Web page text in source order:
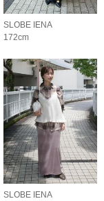
SLOBE IENA
172cm
SLOBE IENA